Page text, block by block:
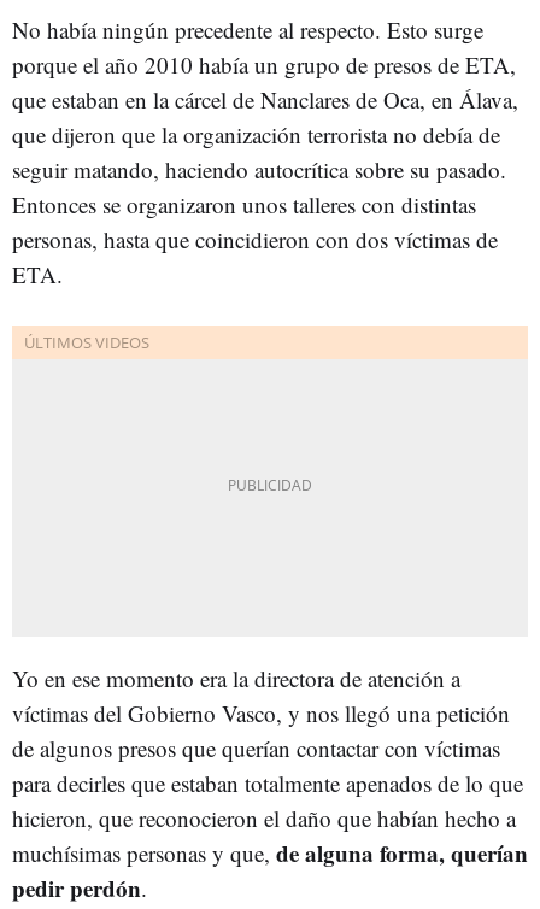
No había ningún precedente al respecto. Esto surge
porque el año 2010 había un grupo de presos de ETA,
que estaban en la cárcel de Nanclares de Oca, en Álava,
que dijeron que la organización terrorista no debía de
seguir matando, haciendo autocrítica sobre su pasado.
Entonces se organizaron unos talleres con distintas
personas, hasta que coincidieron con dos víctimas de
ETA.
Yo en ese momento era la directora de atención a
víctimas del Gobierno Vasco, y nos llegó una petición
de algunos presos que querían contactar con víctimas
para decirles que estaban totalmente apenados de lo que
hicieron, que reconocieron el daño que habían hecho a
muchísimas personas y que, de alguna forma, querían
pedir perdón.